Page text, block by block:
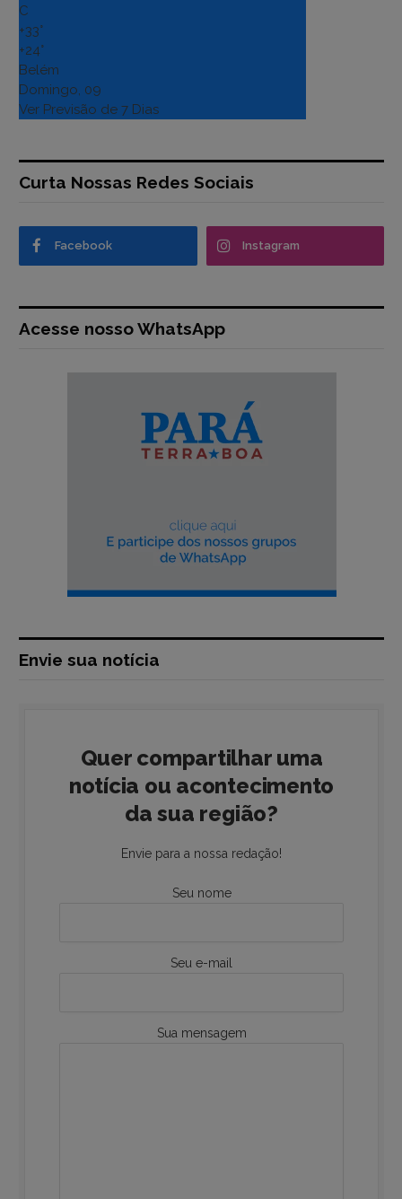
C
+33°
+24°
Belém
Domingo, 09
Ver Previsão de 7 Dias
Curta Nossas Redes Sociais
Facebook Instagram
Acesse nosso WhatsApp
Envie sua notícia
Quer compartilhar uma
notícia ou acontecimento
da sua região?
Envie para a nossa redação!
Seu nome
Seu e-mail
Sua mensagem